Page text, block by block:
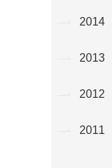
2014
2013
2012
2011